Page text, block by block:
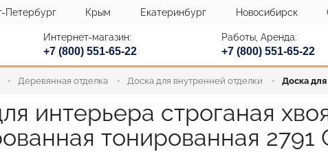
Петербург Крым Екатеринбург Новосибирск
Интернет-магазин:
+7 (800) 551-65-22
Работы, Аренда:
+7 (800) 551-65-22
Деревянная отделка Доска для внутренней отделки Доска
интерьера строганая
тонированная 2791